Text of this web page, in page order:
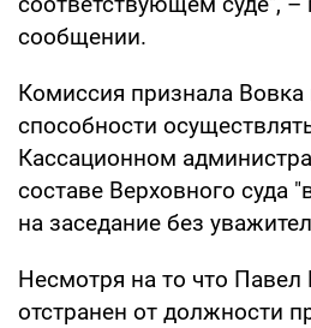
сообщении.
Комиссия признала
способности
Кассационном
составе Верховного суда
на заседание без
Несмотря на то что
отстранен от должности